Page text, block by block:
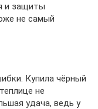
и защиты
не самый
Купила чёрный
не
удача, ведь у